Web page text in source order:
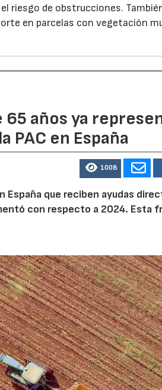
riesgo de obstrucciones.
en parcelas con vegetación
años ya
en España
1008
España que reciben ayudas
con respecto a 2024. Esta